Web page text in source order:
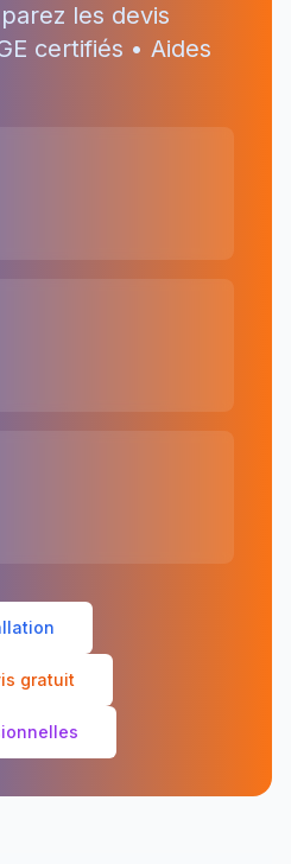
les devis
certifiés • Aides
gratuit